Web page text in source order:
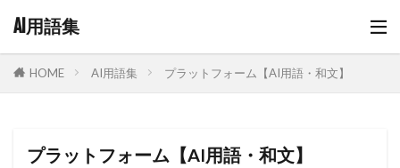
AI用語集
HOME AI用語集 プラットフォーム【AI用語・和文】
プラットフォーム【AI用語・和文】